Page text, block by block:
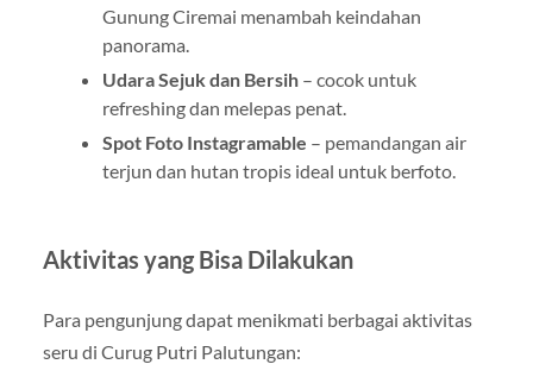
Gunung Ciremai menambah keindahan
panorama.
Udara Sejuk dan Bersih– cocok untuk
refreshing dan melepas penat.
Spot Foto Instagramable – pemandangan air
terjun dan hutan tropis ideal untuk berfoto.
Aktivitas yang Bisa Dilakukan
Para pengunjung dapat menikmati berbagai aktivitas
seru di Curug Putri Palutungan: